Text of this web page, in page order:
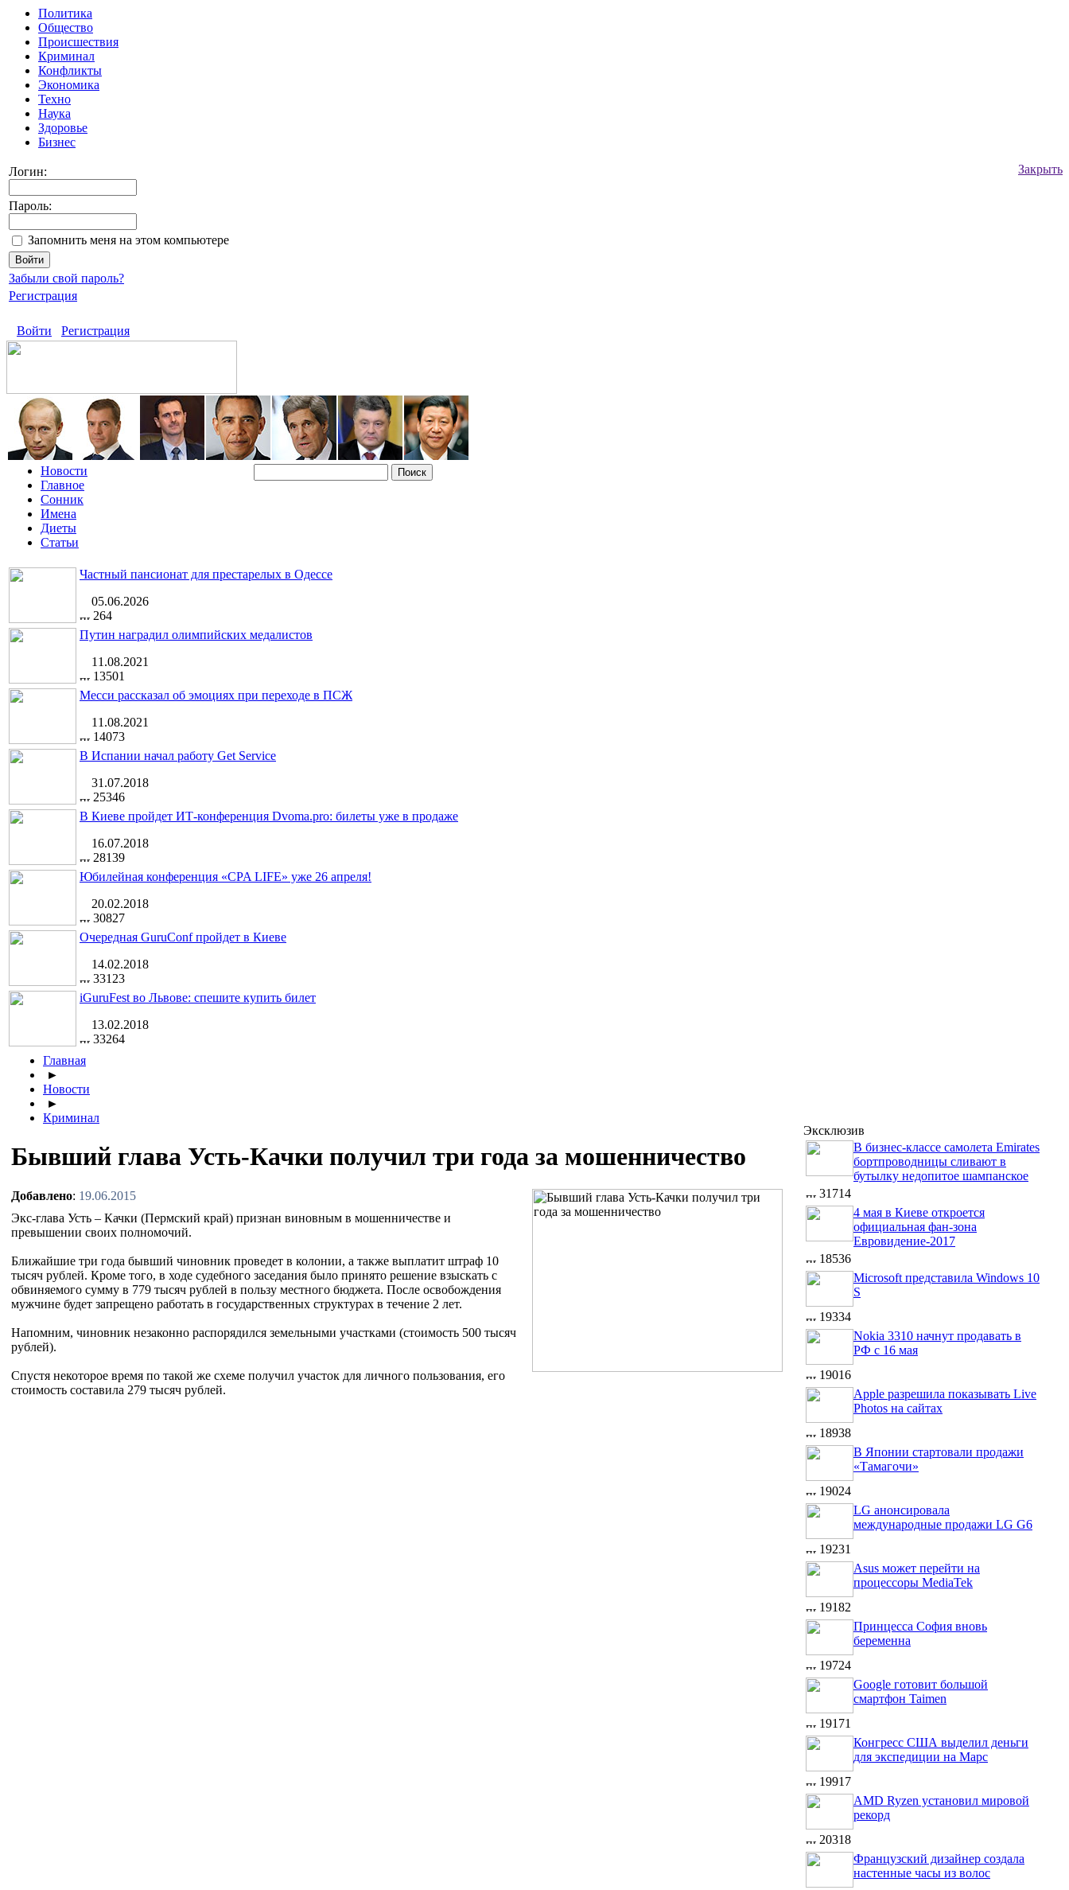
Политика
Общество
Происшествия
Криминал
Конфликты
Экономика
Техно
Наука
Здоровье
Бизнес
Закрыть
Логин:
Пароль:
Запомнить меня на этом компьютере
Забыли свой пароль?
Регистрация
Войти Регистрация
Новости
Главное
Сонник
Имена
Диеты
Статьи
Частный пансионат для престарелых в Одессе
05.06.2026
264
Путин наградил олимпийских медалистов
11.08.2021
13501
Месси рассказал об эмоциях при переходе в ПСЖ
11.08.2021
14073
В Испании начал работу Get Service
31.07.2018
25346
В Киеве пройдет ИТ-конференция Dvoma.pro: билеты уже в продаже
16.07.2018
28139
Юбилейная конференция «CPA LIFE» уже 26 апреля!
20.02.2018
30827
Очередная GuruConf пройдет в Киеве
14.02.2018
33123
iGuruFest во Львове: спешите купить билет
13.02.2018
33264
Главная
►
Новости
►
Криминал
Бывший глава Усть-Качки получил три года за мошенничество
Добавлено: 19.06.2015
Экс-глава Усть – Качки (Пермский край) признан виновным в мошенничестве и
превышении своих полномочий.
Ближайшие три года бывший чиновник проведет в колонии, а также выплатит штраф 10
тысяч рублей. Кроме того, в ходе судебного заседания было принято решение взыскать с
обвиняемого сумму в 779 тысяч рублей в пользу местного бюджета. После освобождения
мужчине будет запрещено работать в государственных структурах в течение 2 лет.
Напомним, чиновник незаконно распорядился земельными участками (стоимость 500 тысяч
рублей).
Спустя некоторое время по такой же схеме получил участок для личного пользования, его
стоимость составила 279 тысяч рублей.
Эксклюзив
В бизнес-классе самолета Emirates
бортпроводницы сливают в
бутылку недопитое шампанское
31714
4 мая в Киеве откроется
официальная фан-зона
Евровидение-2017
18536
Microsoft представила Windows 10
S
19334
Nokia 3310 начнут продавать в
РФ с 16 мая
19016
Apple разрешила показывать Live
Photos на сайтах
18938
В Японии стартовали продажи
«Тамагочи»
19024
LG анонсировала
международные продажи LG G6
19231
Asus может перейти на
процессоры MediaTek
19182
Принцесса София вновь
беременна
19724
Google готовит большой
смартфон Taimen
19171
Конгресс США выделил деньги
для экспедиции на Марс
19917
AMD Ryzen установил мировой
рекорд
20318
Французский дизайнер создала
настенные часы из волос